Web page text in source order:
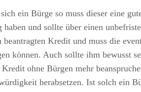
ein Bürge so muss dieser eine
haben und sollte über einen
beantragten Kredit und muss die
können. Auch sollte ihm bewusst
ohne Bürgen mehr
herabsetzen. Ist solch ein